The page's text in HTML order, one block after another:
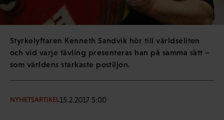
Styrkelyftaren Kenneth Sandvik hör till världseliten
och vid varje tävling presenteras han på samma sätt –
som världens starkaste postiljon.
NYHETSARTIKEL15.2.2017 5:00